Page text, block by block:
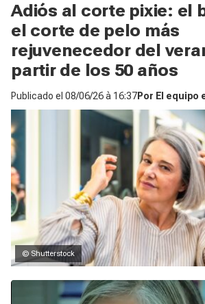
Adiós al corte pixie: el
el corte de pelo más
rejuvenecedor del
partir de los 50 años
Publicado el 08/06/26 à 16:37Por El equipo
© Shutterstock